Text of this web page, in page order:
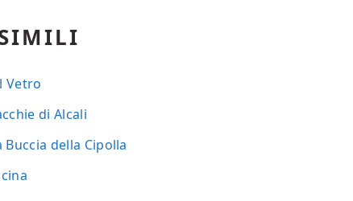
Vetro
di Alcali
Buccia della Cipolla